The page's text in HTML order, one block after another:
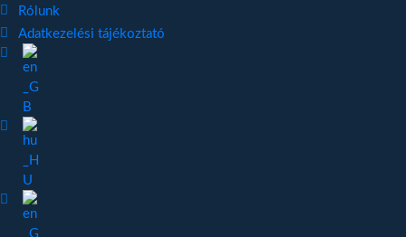
Rólunk
Adatkezelési tájékoztató